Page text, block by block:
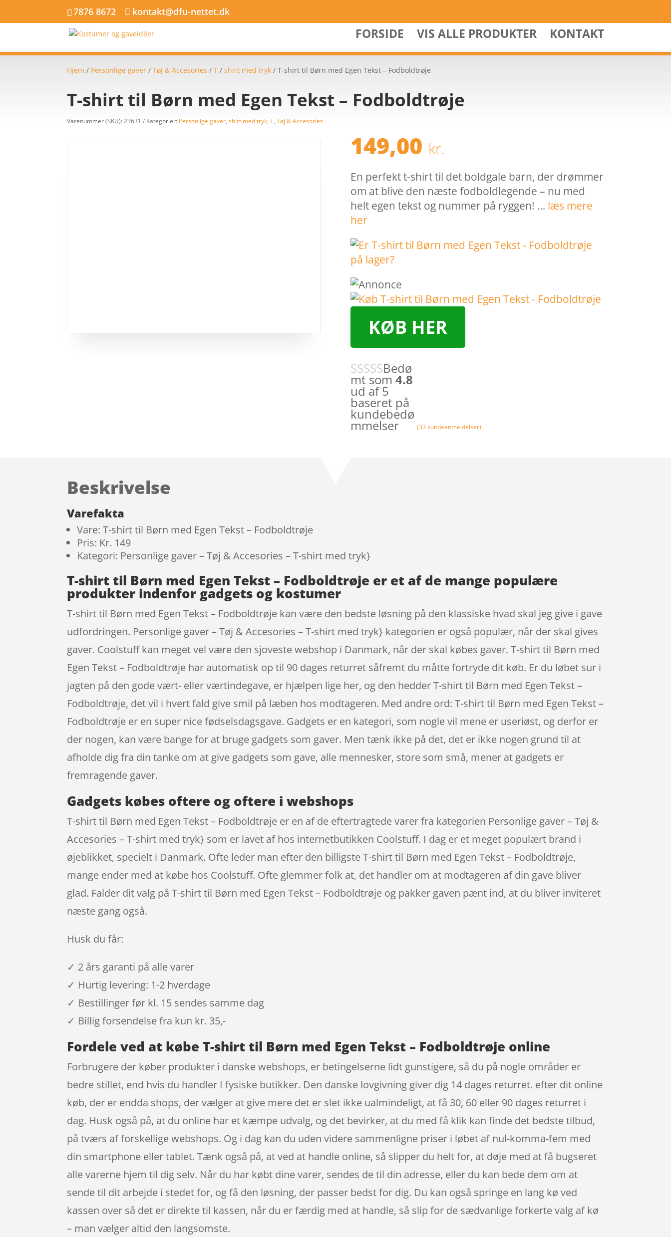
7876 8672 kontakt@dfu-nettet.dk
FORSIDE VIS ALLE PRODUKTER KONTAKT
Hjem / Personlige gaver /Tøj & Accesories /T /shirt med tryk / T-shirt til Børn med Egen Tekst – Fodboldtrøje
T-shirt til Børn med Egen Tekst – Fodboldtrøje
Varenummer (SKU):23631 Kategorier: Personlige gaver,shirt med tryk,T,Tøj & Accesories
149,00 kr.
En perfekt t-shirt til det boldgale barn, der drømmer
om at blive den næste fodboldlegende – nu med
helt egen tekst og nummer på ryggen! … læs mere
her
KØB HER
Bedø
mt som 4.8
ud af 5
baseret på
kundebedø
mmelser (33 kundeanmeldelser)
Beskrivelse
Varefakta
Vare: T-shirt til Børn med Egen Tekst – Fodboldtrøje
Pris: Kr. 149
Kategori: Personlige gaver – Tøj & Accesories – T-shirt med tryk}
T-shirt til Børn med Egen Tekst – Fodboldtrøje er et af de mange populære
produkter indenfor gadgets og kostumer
T-shirt til Børn med Egen Tekst – Fodboldtrøje kan være den bedste løsning på den klassiske hvad skal jeg give i gave
udfordringen. Personlige gaver – Tøj & Accesories – T-shirt med tryk} kategorien er også populær, når der skal gives
gaver. Coolstuff kan meget vel være den sjoveste webshop i Danmark, når der skal købes gaver. T-shirt til Børn med
Egen Tekst – Fodboldtrøje har automatisk op til 90 dages returret såfremt du måtte fortryde dit køb. Er du løbet sur i
jagten på den gode vært- eller værtindegave, er hjælpen lige her, og den hedder T-shirt til Børn med Egen Tekst –
Fodboldtrøje, det vil i hvert fald give smil på læben hos modtageren. Med andre ord: T-shirt til Børn med Egen Tekst –
Fodboldtrøje er en super nice fødselsdagsgave. Gadgets er en kategori, som nogle vil mene er useriøst, og derfor er
der nogen, kan være bange for at bruge gadgets som gaver. Men tænk ikke på det, det er ikke nogen grund til at
afholde dig fra din tanke om at give gadgets som gave, alle mennesker, store som små, mener at gadgets er
fremragende gaver.
Gadgets købes oftere og oftere i webshops
T-shirt til Børn med Egen Tekst – Fodboldtrøje er en af de eftertragtede varer fra kategorien Personlige gaver – Tøj &
Accesories – T-shirt med tryk} som er lavet af hos internetbutikken Coolstuff. I dag er et meget populært brand i
øjeblikket, specielt i Danmark. Ofte leder man efter den billigste T-shirt til Børn med Egen Tekst – Fodboldtrøje,
mange ender med at købe hos Coolstuff. Ofte glemmer folk at, det handler om at modtageren af din gave bliver
glad. Falder dit valg på T-shirt til Børn med Egen Tekst – Fodboldtrøje og pakker gaven pænt ind, at du bliver inviteret
næste gang også.
Husk du får:
✓ 2 års garanti på alle varer
✓ Hurtig levering: 1-2 hverdage
✓ Bestillinger før kl. 15 sendes samme dag
✓ Billig forsendelse fra kun kr. 35,-
Fordele ved at købe T-shirt til Børn med Egen Tekst – Fodboldtrøje online
Forbrugere der køber produkter i danske webshops, er betingelserne lidt gunstigere, så du på nogle områder er
bedre stillet, end hvis du handler I fysiske butikker. Den danske lovgivning giver dig 14 dages returret. efter dit online
køb, der er endda shops, der vælger at give mere det er slet ikke ualmindeligt, at få 30, 60 eller 90 dages returret i
dag. Husk også på, at du online har et kæmpe udvalg, og det bevirker, at du med få klik kan finde det bedste tilbud,
på tværs af forskellige webshops. Og i dag kan du uden videre sammenligne priser i løbet af nul-komma-fem med
din smartphone eller tablet. Tænk også på, at ved at handle online, så slipper du helt for, at døje med at få bugseret
alle varerne hjem til dig selv. Når du har købt dine varer, sendes de til din adresse, eller du kan bede dem om at
sende til dit arbejde i stedet for, og få den løsning, der passer bedst for dig. Du kan også springe en lang kø ved
kassen over så det er direkte til kassen, når du er færdig med at handle, så slip for de sædvanlige forkerte valg af kø
– man vælger altid den langsomste.